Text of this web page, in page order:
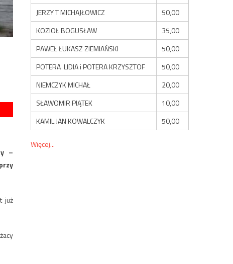
–
już
JERZY T MICHAJŁOWICZ
50,00
KOZIOŁ BOGUSŁAW
35,00
PAWEŁ ŁUKASZ ZIEMIAŃSKI
50,00
POTERA LIDIA i POTERA KRZYSZTOF
50,00
NIEMCZYK MICHAŁ
20,00
SŁAWOMIR PIĄTEK
10,00
KAMIL JAN KOWALCZYK
50,00
Więcej...